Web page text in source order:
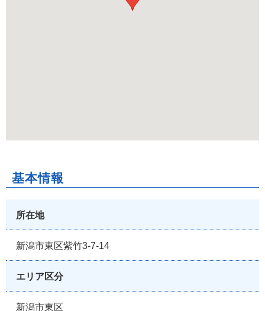
基本情報
所在地
新潟市東区紫竹3-7-14
エリア区分
新潟市東区